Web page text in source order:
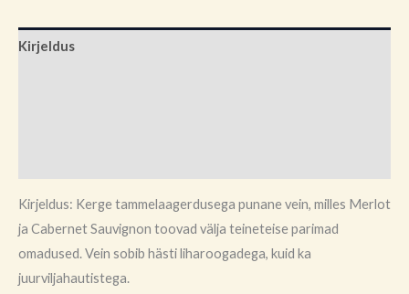
Kirjeldus
Kirjeldus: Kerge tammelaagerdusega punane vein, milles Merlot
ja Cabernet Sauvignon toovad välja teineteise parimad
omadused. Vein sobib hästi liharoogadega, kuid ka
juurviljahautistega.